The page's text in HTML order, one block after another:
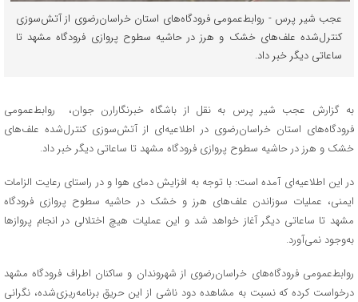
عجب شیر پرس - روابط‌عمومی فرودگاه‌های استان خراسان‌رضوی از آتش‌سوزی
کنترل‌شده علف‌های خشک و هرز در حاشیه سطوح پروازی فرودگاه مشهد تا
ساعاتی دیگر خبر داد.
به گزارش عجب شیر پرس به نقل از باشگاه خبرنگارارن جوان، روابط‌عمومی
فرودگاه‌های استان خراسان‌رضوی در اطلاعیه‌ای از آتش‌سوزی کنترل‌شده علف‌های
خشک و هرز در حاشیه سطوح پروازی فرودگاه مشهد تا ساعاتی دیگر خبر داد.
در این اطلاعیه‌ای آمده است: با توجه به افزایش دمای هوا و در راستای رعایت الزامات
ایمنی، عملیات سوزاندن علف‌های هرز و خشک در حاشیه سطوح پروازی فرودگاه
مشهد تا ساعاتی دیگر آغاز خواهد شد و این عملیات هیچ اختلالی در انجام پرواز‌ها
به‌وجود نمی‌آورد.
روابط‌عمومی فرودگاه‌های خراسان‌رضوی از شهروندان و ساکنان اطراف فرودگاه مشهد
درخواست کرده که نسبت به مشاهده دود ناشی از این حریق برنامه‌ریزی‌شده، نگرانی